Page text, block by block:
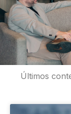
Últimos